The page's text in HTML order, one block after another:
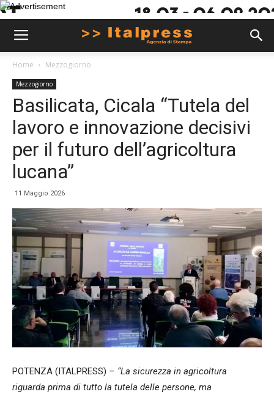
Home Mezzogiorno
Mezzogiorno
Basilicata, Cicala “Tutela del
lavoro e innovazione decisivi
per il futuro dell’agricoltura
lucana”
11 Maggio 2026
POTENZA (ITALPRESS) – “La sicurezza in agricoltura
riguarda prima di tutto la tutela delle persone, ma